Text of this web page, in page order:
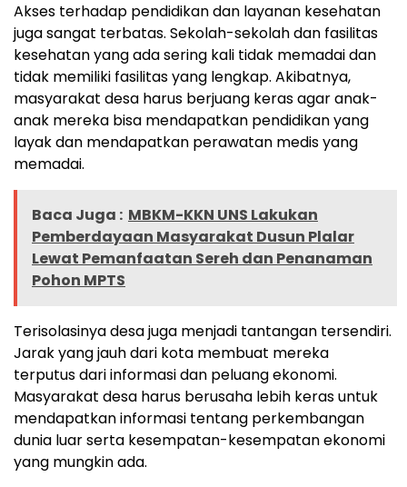
Akses terhadap pendidikan dan layanan kesehatan
juga sangat terbatas. Sekolah-sekolah dan fasilitas
kesehatan yang ada sering kali tidak memadai dan
tidak memiliki fasilitas yang lengkap. Akibatnya,
masyarakat desa harus berjuang keras agar anak-
anak mereka bisa mendapatkan pendidikan yang
layak dan mendapatkan perawatan medis yang
memadai.
Baca Juga : MBKM-KKN UNS Lakukan
Pemberdayaan Masyarakat Dusun Plalar
Lewat Pemanfaatan Sereh dan Penanaman
Pohon MPTS
Terisolasinya desa juga menjadi tantangan tersendiri.
Jarak yang jauh dari kota membuat mereka
terputus dari informasi dan peluang ekonomi.
Masyarakat desa harus berusaha lebih keras untuk
mendapatkan informasi tentang perkembangan
dunia luar serta kesempatan-kesempatan ekonomi
yang mungkin ada.